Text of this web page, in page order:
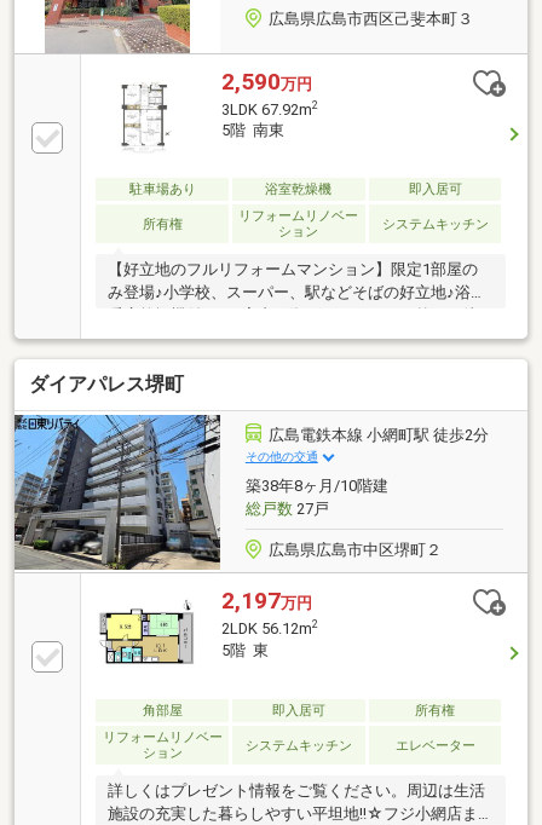
広島県広島市西区己斐本町３
2,590万円
3LDK 67.92m2
5階 南東
駐車場あり 浴室乾燥機 即入居可
所有権
リフォームリノベー
ション
システムキッチン
【好立地のフルリフォームマンション】限定1部屋の
み登場♪小学校、スーパー、駅などそばの好立地♪浴室
ちしておりますので、お客様だけで内覧頂けます。平
日・休日・祝日、朝・夜！いつでもご内覧いただけま
す♪お仕事帰りの夜間や早朝等でも、お受け致します
のでお気軽にご相談下さい♪お急ぎの方は、お電話で
お問い合わせ下さい。☆当社独自の大応援キャンペー
ン中☆ご契約のお客様は商品券１０万円分プレゼン
ト！！他物件のご案内も一緒にお受け致します♪気に
なる方は、まずはお問い合わせください(^^)
ダイアパレス堺町
広島電鉄本線 小網町駅 徒歩2分
その他の交通
築38年8ヶ月/10階建
総戸数27戸
広島県広島市中区堺町２
2,197万円
2LDK 56.12m2
5階 東
角部屋 即入居可
所有権
リフォームリノベー
ション
システムキッチン エレベーター
詳しくはプレゼント情報をご覧ください。周辺は生活
施設の充実した暮らしやすい平坦地!!☆フジ小網店ま